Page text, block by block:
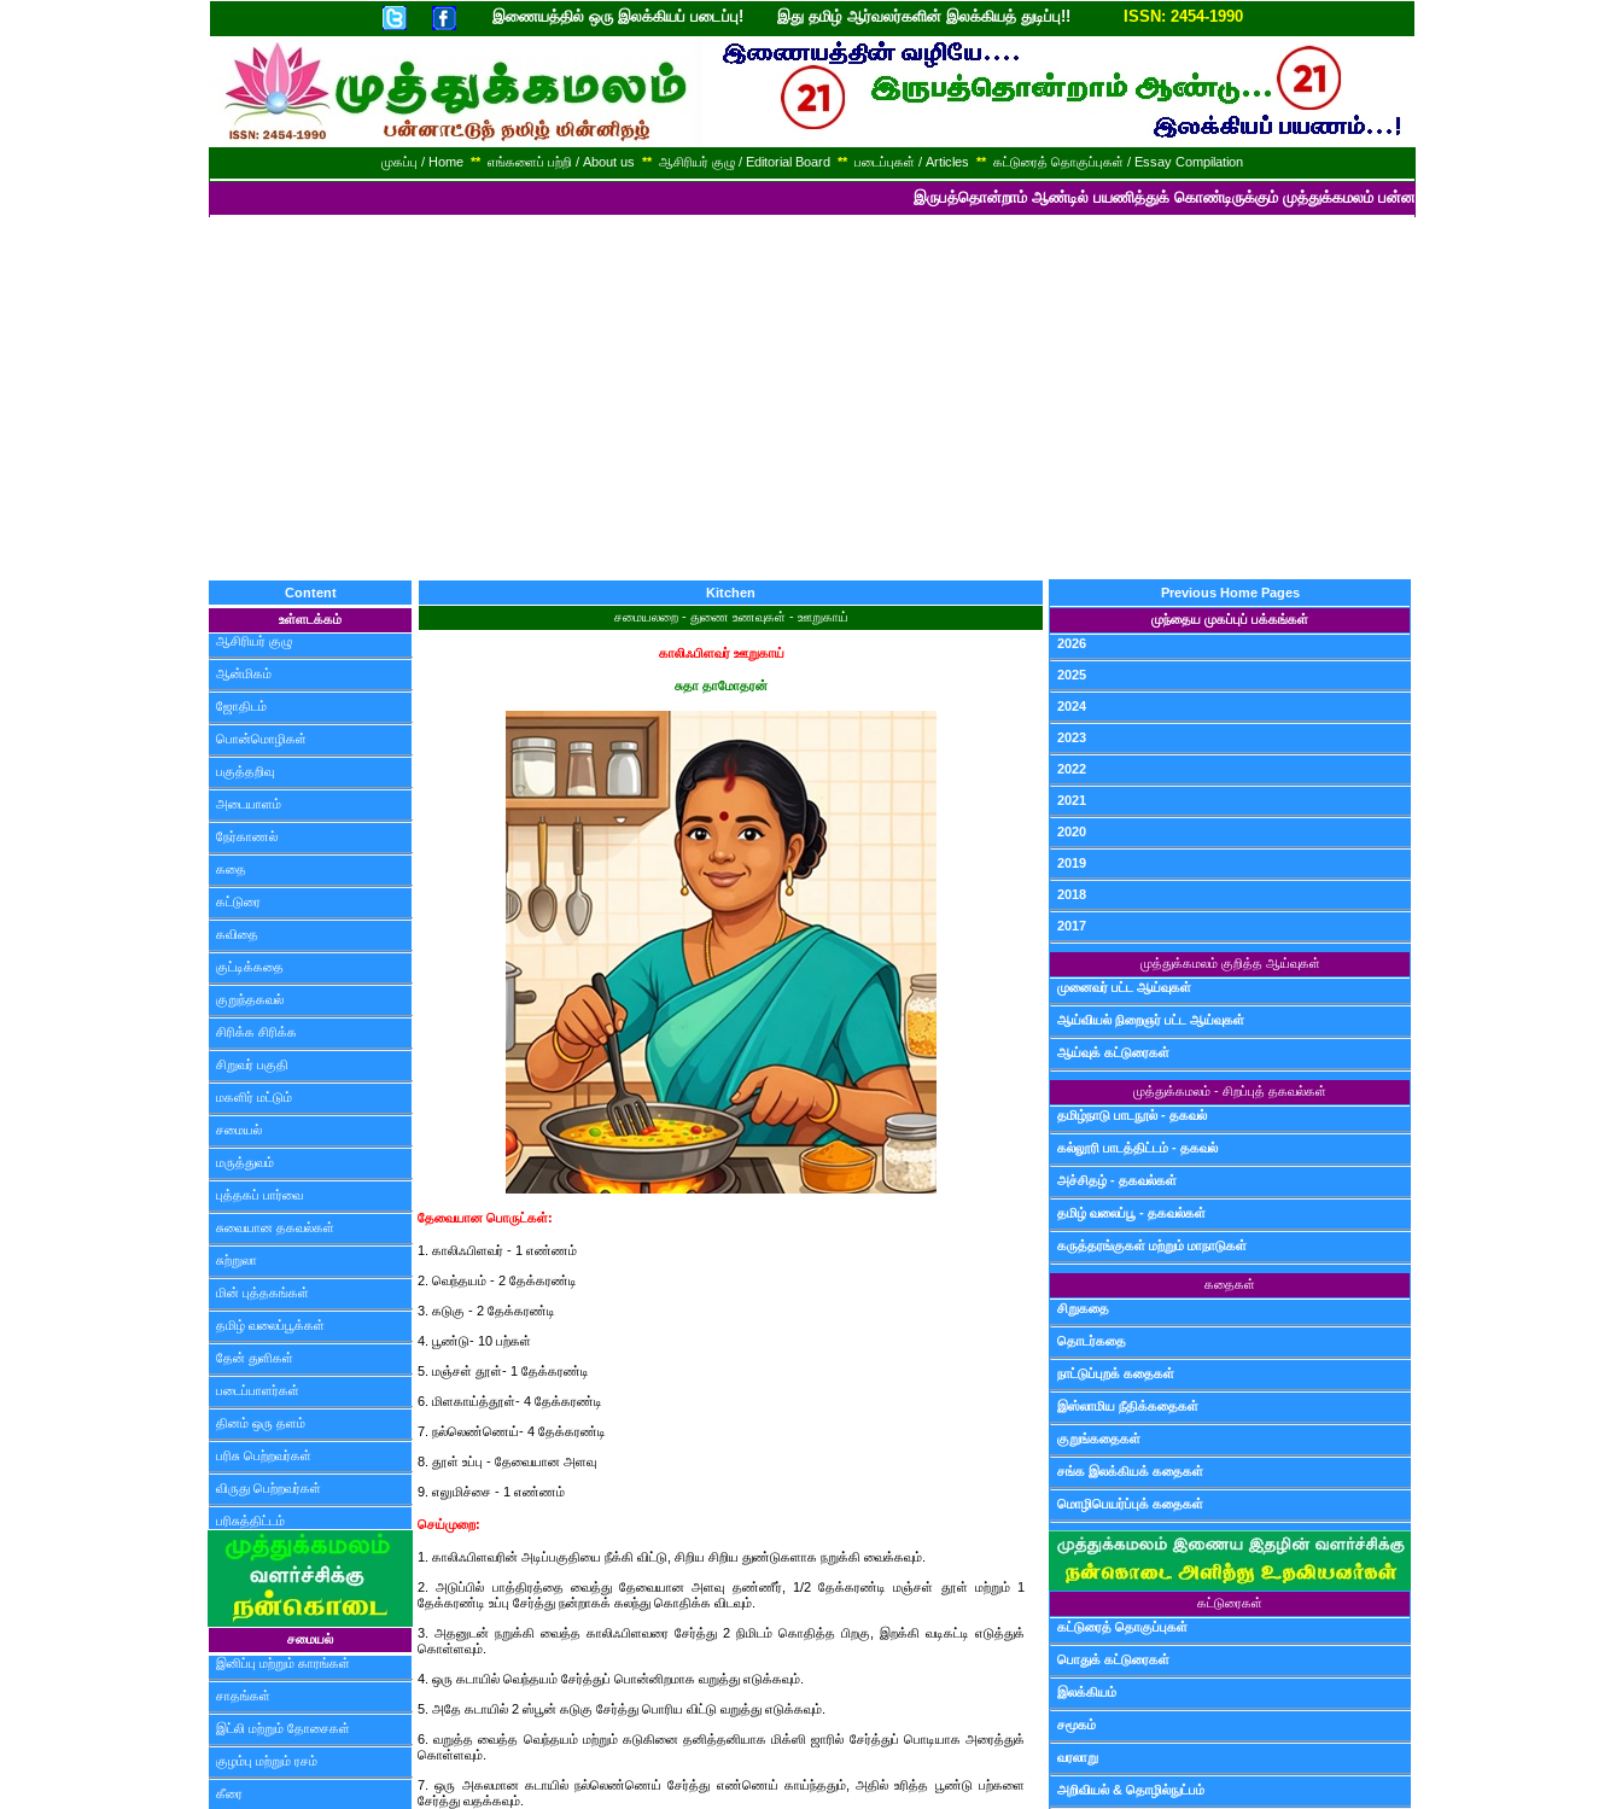
இணையத்தில் ஒரு இலக்கியப் படைப்பு! இது தமிழ் ஆர்வலர்களின் இலக்கியத் துடிப்பு!! ISSN: 2454-1990
முகப்பு / Home ** எங்களைப் பற்றி / About us ** ஆசிரியர் குழு / Editorial Board ** படைப்புகள் / Articles ** கட்டுரைத் தொகுப்புகள் / Essay Compilation
இருபத்தொன்றாம் ஆண்டில் பயணித்துக் கொண்டிருக்கும் முத்துக்கமலம் பன்னாட்டுத் தமிழ் மின்னிதழின்
Content
உள்ளடக்கம்
ஆசிரியர் குழு
ஆன்மிகம்
ஜோதிடம்
பொன்மொழிகள்
பகுத்தறிவு
அடையாளம்
நேர்காணல்
கதை
கட்டுரை
கவிதை
குட்டிக்கதை
குறுந்தகவல்
சிரிக்க சிரிக்க
சிறுவர் பகுதி
மகளிர் மட்டும்
சமையல்
மருத்துவம்
புத்தகப் பார்வை
சுவையான தகவல்கள்
சுற்றுலா
மின் புத்தகங்கள்
தமிழ் வலைப்பூக்கள்
தேன் துளிகள்
படைப்பாளர்கள்
தினம் ஒரு தளம்
பரிசு பெற்றவர்கள்
விருது பெற்றவர்கள்
பரிசுத்திட்டம்
சமையல்
இனிப்பு மற்றும் காரங்கள்
சாதங்கள்
இட்லி மற்றும் தோசைகள்
குழம்பு மற்றும் ரசம்
கீரை
Kitchen
சமையலறை - துணை உணவுகள் - ஊறுகாய்
காலிஃபிளவர் ஊறுகாய்
சுதா தாமோதரன்
தேவையான பொருட்கள்:
1. காலிஃபிளவர் - 1 எண்ணம்
2. வெந்தயம் - 2 தேக்கரண்டி
3. கடுகு - 2 தேக்கரண்டி
4. பூண்டு- 10 பற்கள்
5. மஞ்சள் தூள்- 1 தேக்கரண்டி
6. மிளகாய்த்தூள்- 4 தேக்கரண்டி
7. நல்லெண்ணெய்- 4 தேக்கரண்டி
8. தூள் உப்பு - தேவையான அளவு
9. எலுமிச்சை - 1 எண்ணம்
செய்முறை:
1. காலிஃபிளவரின் அடிப்பகுதியை நீக்கி விட்டு, சிறிய சிறிய துண்டுகளாக நறுக்கி வைக்கவும்.
2. அடுப்பில் பாத்திரத்தை வைத்து தேவையான அளவு தண்ணீர், 1/2 தேக்கரண்டி மஞ்சள் தூள் மற்றும் 1
தேக்கரண்டி உப்பு சேர்த்து நன்றாகக் கலந்து கொதிக்க விடவும்.
3. அதனுடன் நறுக்கி வைத்த காலிஃபிளவரை சேர்த்து 2 நிமிடம் கொதித்த பிறகு, இறக்கி வடிகட்டி எடுத்துக்
கொள்ளவும்.
4. ஒரு கடாயில் வெந்தயம் சேர்த்துப் பொன்னிறமாக வறுத்து எடுக்கவும்.
5. அதே கடாயில் 2 ஸ்பூன் கடுகு சேர்த்து பொரிய விட்டு வறுத்து எடுக்கவும்.
6. வறுத்த வைத்த வெந்தயம் மற்றும் கடுகினை தனித்தனியாக மிக்ஸி ஜாரில் சேர்த்துப் பொடியாக அரைத்துக்
கொள்ளவும்.
7. ஒரு அகலமான கடாயில் நல்லெண்ணெய் சேர்த்து எண்ணெய் காய்ந்ததும், அதில் உரித்த பூண்டு பற்களை
சேர்த்து வதக்கவும்.
Previous Home Pages
முந்தைய முகப்புப் பக்கங்கள்
2026
2025
2024
2023
2022
2021
2020
2019
2018
2017
முத்துக்கமலம் குறித்த ஆய்வுகள்
முனைவர் பட்ட ஆய்வுகள்
ஆய்வியல் நிறைஞர் பட்ட ஆய்வுகள்
ஆய்வுக் கட்டுரைகள்
முத்துக்கமலம் - சிறப்புத் தகவல்கள்
தமிழ்நாடு பாடநூல் - தகவல்
கல்லூரி பாடத்திட்டம் - தகவல்
அச்சிதழ் - தகவல்கள்
தமிழ் வலைப்பூ - தகவல்கள்
கருத்தரங்குகள் மற்றும் மாநாடுகள்
கதைகள்
சிறுகதை
தொடர்கதை
நாட்டுப்புறக் கதைகள்
இஸ்லாமிய நீதிக்கதைகள்
குறுங்கதைகள்
சங்க இலக்கியக் கதைகள்
மொழிபெயர்ப்புக் கதைகள்
கட்டுரைகள்
கட்டுரைத் தொகுப்புகள்
பொதுக் கட்டுரைகள்
இலக்கியம்
சமூகம்
வரலாறு
அறிவியல் & தொழில்நுட்பம்